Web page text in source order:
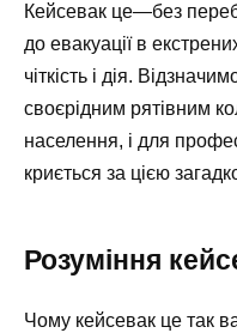
Кейсевак це—без
до евакуації в
чіткість і дія.
своєрідним рятівним
населення, і для
криється за цією
Розуміння
Чому кейсевак це так